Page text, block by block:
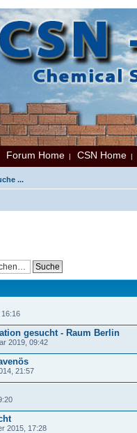
Forum Home | CSN Home
...
gesucht - Raum Berlin
2019, 09:42
21:57
2015, 17:28